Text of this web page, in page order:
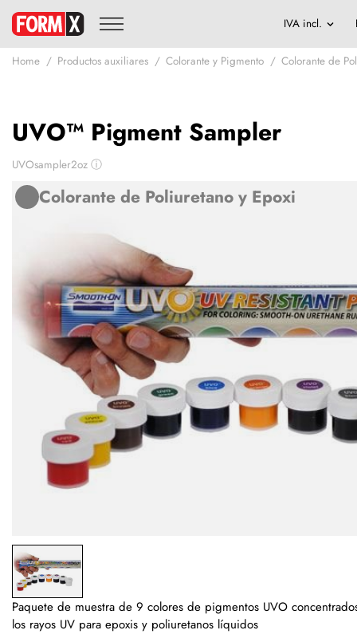
Home Productos auxiliares Colorante y Pigmento Colorante de
UVO™ Pigment Sampler
UVOsampler2oz ⓘ
Colorante de Poliuretano y Epoxi
Paquete de muestra de 9 colores de pigmentos UVO
los rayos UV para epoxis y poliuretanos líquidos